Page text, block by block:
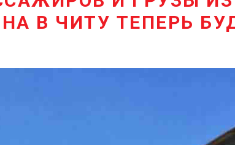
В ЧИТУ ТЕПЕРЬ